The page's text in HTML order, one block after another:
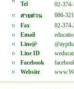
Tel
02-
สายด่วน
086-
Fax
02-
Email
Line@
Line ID
Facebook
Website